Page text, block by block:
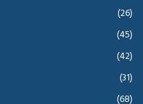
(26)
(45)
(42)
(31)
(68)